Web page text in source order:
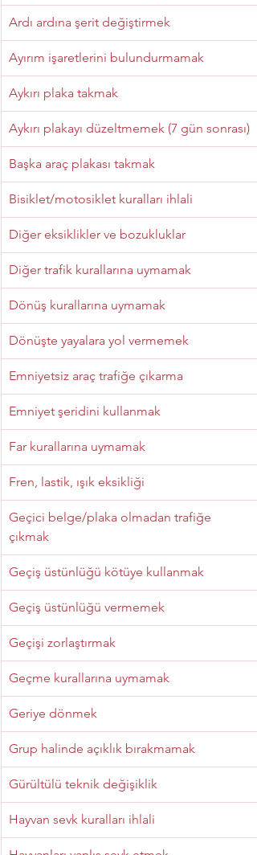
Ardı ardına şerit değiştirmek
Ayırım işaretlerini bulundurmamak
Aykırı plaka takmak
Aykırı plakayı düzeltmemek (7 gün sonrası)
Başka araç plakası takmak
Bisiklet/motosiklet kuralları ihlali
Diğer eksiklikler ve bozukluklar
Diğer trafik kurallarına uymamak
Dönüş kurallarına uymamak
Dönüşte yayalara yol vermemek
Emniyetsiz araç trafiğe çıkarma
Emniyet şeridini kullanmak
Far kurallarına uymamak
Fren, lastik, ışık eksikliği
Geçici belge/plaka olmadan trafiğe
çıkmak
Geçiş üstünlüğü kötüye kullanmak
Geçiş üstünlüğü vermemek
Geçişi zorlaştırmak
Geçme kurallarına uymamak
Geriye dönmek
Grup halinde açıklık bırakmamak
Gürültülü teknik değişiklik
Hayvan sevk kuralları ihlali